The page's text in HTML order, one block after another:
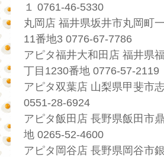
１ 0761-46-5330
丸岡店 福井県坂井市丸岡町
11番地3 0776-67-7786
アピタ福井大和田店 福井県
丁目1230番地 0776-57-2119
アピタ双葉店 山梨県甲斐市
0551-28-6924
アピタ飯田店 長野県飯田市
地 0265-52-4600
アピタ岡谷店 長野県岡谷市